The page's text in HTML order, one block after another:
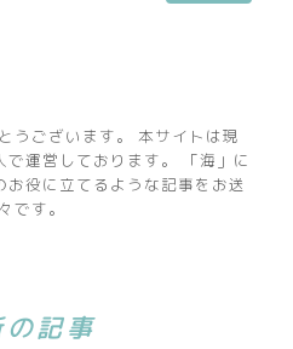
うございます。 本サイトは現
運営しております。 「海」に
役に立てるような記事をお送
です。
の記事